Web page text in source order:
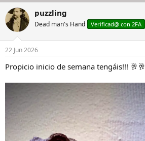
puzzling
Dead man's Hand Verificad@ con 2FA
22 Jun 2026
Propicio inicio de semana tengáis!!! 🥂🥂